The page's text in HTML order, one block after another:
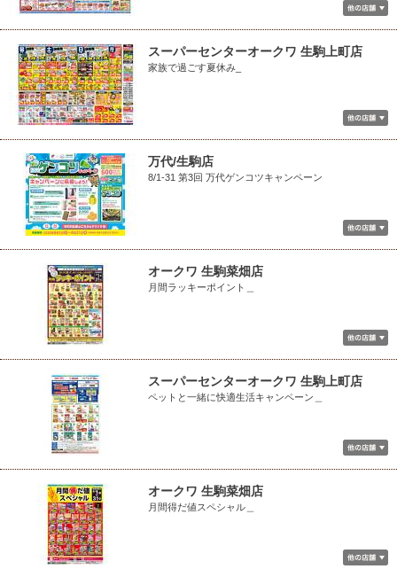
スーパーセンターオークワ 生駒上町店
家族で過ごす夏休み_
万代/生駒店
8/1-31 第3回 万代ゲンコツキャンペーン
オークワ 生駒菜畑店
月間ラッキーポイント＿
スーパーセンターオークワ 生駒上町店
ペットと一緒に快適生活キャンペーン＿
オークワ 生駒菜畑店
月間得だ値スペシャル＿